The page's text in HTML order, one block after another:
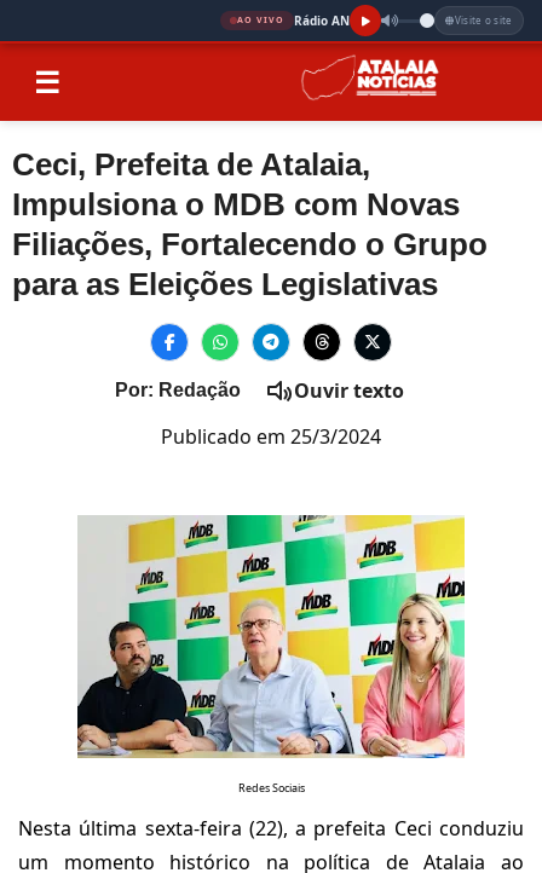
AO VIVO Rádio AN Visite o site
☰
Ceci, Prefeita de Atalaia,
Impulsiona o MDB com Novas
Filiações, Fortalecendo o Grupo
para as Eleições Legislativas
Por: Redação
Ouvir texto
Publicado em 25/3/2024
Redes Sociais
Nesta última sexta-feira (22), a prefeita Ceci conduziu
um momento histórico na política de Atalaia ao